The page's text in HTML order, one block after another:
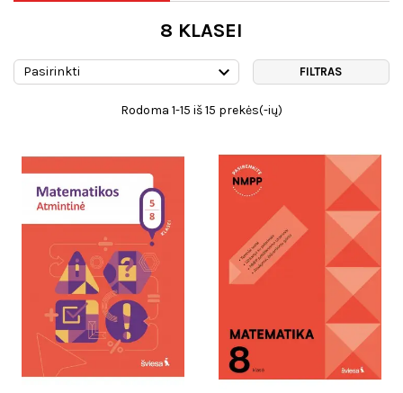
8 KLASEI
Pasirinkti  FILTRAS
Rodoma 1-15 iš 15 prekės(-ių)